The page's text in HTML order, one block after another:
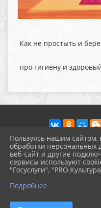
Как не простыть и
про гигиену и
2026 г. pokrov-ck.ru
Вход
Карта сайта
Политика обработки
Сделано на KubCMS
Пользуясь нашим сайтом,
обработки персональных
веб-сайт и другие
сервисы используют
"Госуслуги",
Подробнее